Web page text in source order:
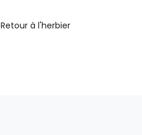
Retour à l'herbier